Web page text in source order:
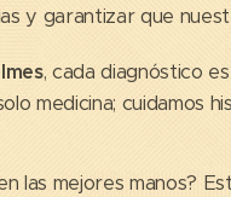
y garantizar que
, cada diagnóstico
medicina; cuidamos
las mejores manos?